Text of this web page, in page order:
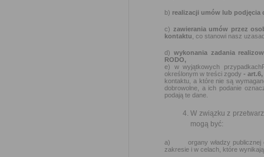
b) realizacji umów lub podjęcia
c) zawierania umów przez
kontaktu , co stanowi nasz
d) wykonania zadania
RODO,
e) w wyjątkowych
określonym w treści zgody -
kontaktu, a które nie są
dobrowolne, a ich podanie
podają te dane.
W związku z
mogą być:
a) organy władzy publicznej
zakresie i w celach, które